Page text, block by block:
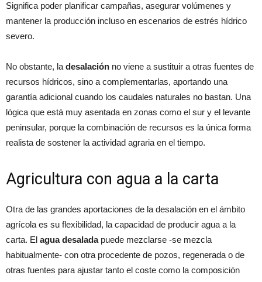
Significa poder planificar campañas, asegurar volúmenes y
mantener la producción incluso en escenarios de estrés hídrico
severo.
No obstante, la desalación no viene a sustituir a otras fuentes de
recursos hídricos, sino a complementarlas, aportando una
garantía adicional cuando los caudales naturales no bastan. Una
lógica que está muy asentada en zonas como el sur y el levante
peninsular, porque la combinación de recursos es la única forma
realista de sostener la actividad agraria en el tiempo.
Agricultura con agua a la carta
Otra de las grandes aportaciones de la desalación en el ámbito
agrícola es su flexibilidad, la capacidad de producir agua a la
carta. El agua desaladapuede mezclarse -se mezcla
habitualmente- con otra procedente de pozos, regenerada o de
otras fuentes para ajustar tanto el coste como la composición